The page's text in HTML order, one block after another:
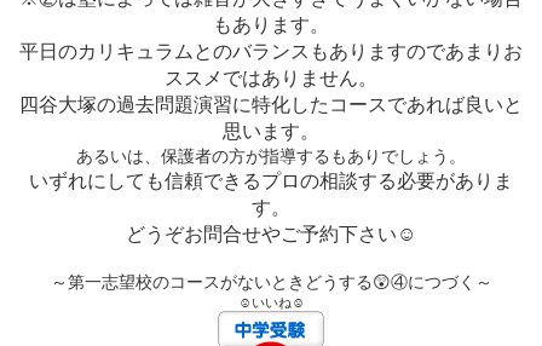
もあります。
平日のカリキュラムとのバランスもありますのであまりお
ススメではありません。
四谷大塚の過去問題演習に特化したコースであれば良いと
思います。
あるいは、保護者の方が指導するもありでしょう。
いずれにしても信頼できるプロの相談する必要がありま
す。
どうぞお問合せやご予約下さい ☺
～第一志望校のコースがないときどうする 😲④につづく～
☺いいね☺